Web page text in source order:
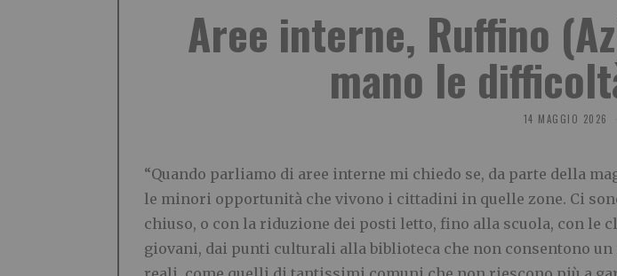
Aree interne, Ruffino
mano le
14 MAGGIO 2026
“Quando parliamo di aree interne mi chiedo se, da parte della
le minori opportunità che vivono i cittadini in quelle zone. Ci
chiuso, o con la riduzione dei posti letto, fino alla scuola, con le
giovani, dai punti culturali alla biblioteca che non consentono